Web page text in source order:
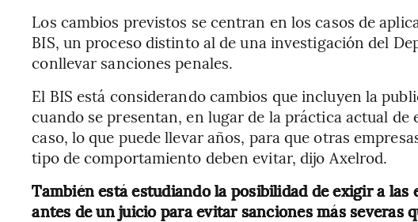
Los cambios previstos se centran en los casos de
BIS, un proceso distinto al de una investigación del
conllevar sanciones penales.
El BIS está considerando cambios que incluyen la
cuando se presentan, en lugar de la práctica actual de
caso, lo que puede llevar años, para que otras
tipo de comportamiento deben evitar, dijo Axelrod.
También está estudiando la posibilidad de exigir a las
antes de un juicio para evitar sanciones más severas